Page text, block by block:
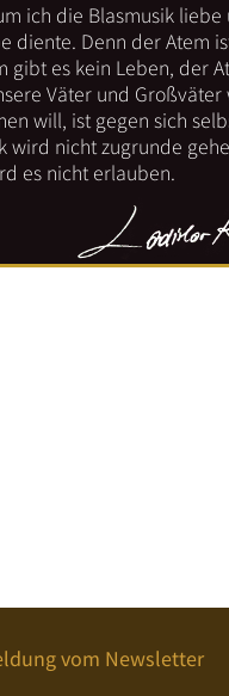
ich die Blasmusik
diente. Denn der Atem
gibt es kein Leben, der
Väter und Großväter
will, ist gegen sich
wird nicht zugrunde
es nicht erlauben.
vom Newsletter